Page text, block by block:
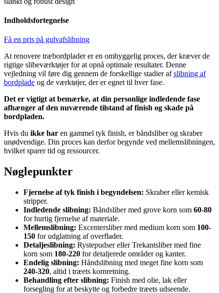
Indholdsfortegnelse
Få en pris på gulvafslibning
At renovere træbordplader er en omhyggelig proces, der kræver de
rigtige slibeværktøjer for at opnå optimale resultater. Denne
vejledning vil føre dig gennem de forskellige stadier afslibning af
bordplade og de værktøjer, der er egnet til hver fase.
Det er vigtigt at bemærke, at din personlige indledende fase
afhænger af den nuværende tilstand af finish og skade på
bordpladen.
Hvis du ikke har en gammel tyk finish, er båndsliber og skraber
unødvendige. Din proces kan derfor begynde ved mellemslibningen,
hvilket sparer tid og ressourcer.
Nøglepunkter
Fjernelse af tyk finish i begyndelsen: Skraber eller kemisk
stripper.
Indledende slibning: Båndsliber med grove korn som 60-80
for hurtig fjernelse af materiale.
Mellemslibning: Excentersliber med medium korn som 100-
150 for udglatning af overflader.
Detaljeslibning: Rystepudser eller Trekantsliber med fine
korn som 180-220 for detaljerede områder og kanter.
Endelig slibning: Håndslibning med meget fine korn som
240-320, altid i træets kornretning.
Behandling efter slibning: Finish med olie, lak eller
forsegling for at beskytte og forbedre træets udseende.